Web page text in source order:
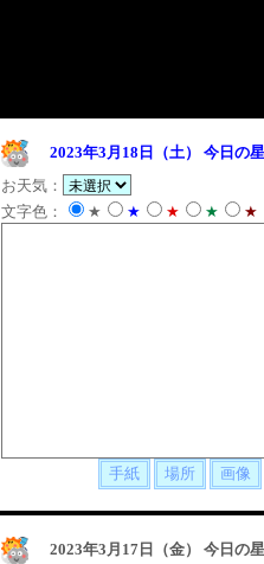
2023年3月18日（土）
今日の
お天気：
文字色：
★ ★ ★ ★ ★
2023年3月17日（金）
今日の